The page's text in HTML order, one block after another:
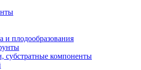
и плодообразования
субстратные компоненты